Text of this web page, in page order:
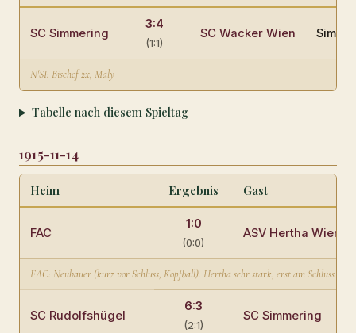
SC Simmering
3:4
(1:1)
SC Wacker Wien
N'SI: Bischof 2x, Maly
Tabelle nach diesem Spieltag
1915-11-14
Heim Ergebnis Gast
FAC
1:0
(0:0)
ASV Hertha Wien
FAC: Neubauer (kurz vor Schluss, Kopfball). Hertha sehr stark, erst am Schluss
SC Rudolfshügel
6:3
(2:1)
SC Simmering